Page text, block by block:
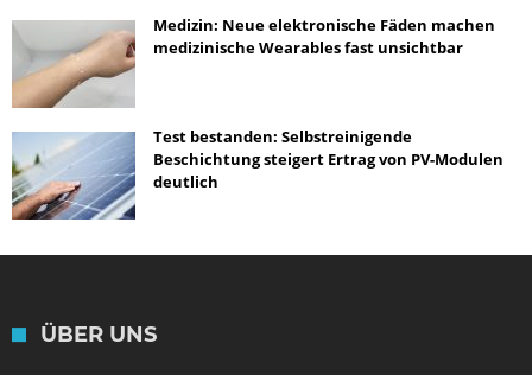
Medizin: Neue elektronische Fäden machen
medizinische Wearables fast unsichtbar
Test bestanden: Selbstreinigende
Beschichtung steigert Ertrag von PV-Modulen
deutlich
ÜBER UNS